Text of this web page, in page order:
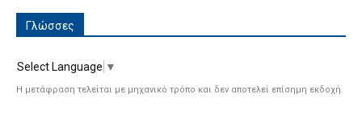
Γλώσσες
Select Language ▼
Η μετάφραση τελείται με μηχανικό τρόπο και δεν αποτελεί επίσημη εκδοχή.